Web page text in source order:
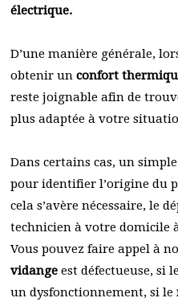
électrique.
D’une manière générale,
obtenir un confort
reste joignable afin de
plus adaptée à votre
Dans certains cas, un
pour identifier l’origine du
cela s’avère nécessaire, le
technicien à votre domicile
Vous pouvez faire appel à
vidange est défectueuse, si
un dysfonctionnement, si le